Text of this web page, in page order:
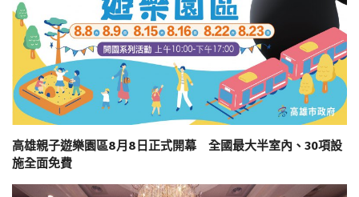
高雄親子遊樂園區8月8日正式開幕 全國最大半室內、30項設
施全面免費